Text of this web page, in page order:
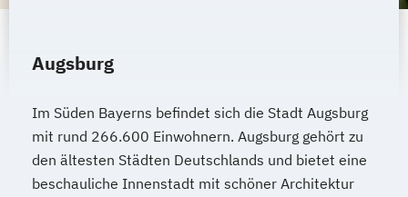
Augsburg
Im Süden Bayerns befindet sich die Stadt Augsburg
mit rund 266.600 Einwohnern. Augsburg gehört zu
den ältesten Städten Deutschlands und bietet eine
beschauliche Innenstadt mit schöner Architektur